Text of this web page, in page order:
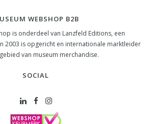
WEBSHOP B2B
is onderdeel van Lanzfeld Editions, een
2003 is opgericht en internationale marktleider
van museum merchandise.
SOCIAL